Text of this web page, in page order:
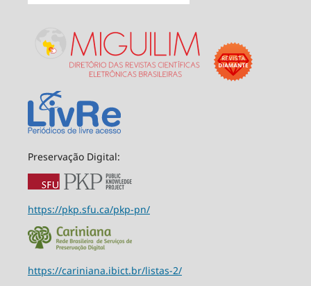
Preservação Digital:
https://pkp.sfu.ca/pkp-pn/
https://cariniana.ibict.br/listas-2/